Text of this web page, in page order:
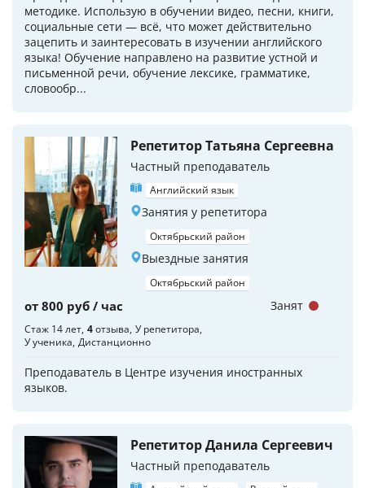
методике. Использую в обучении видео, песни, книги,
социальные сети — всё, что может действительно
зацепить и заинтересовать в изучении английского
языка! Обучение направлено на развитие устной и
письменной речи, обучение лексике, грамматике,
словообр...
Репетитор Татьяна Сергеевна
Частный преподаватель
Английский язык
Занятия у репетитора
Октябрьский район
Выездные занятия
Октябрьский район
от 800 руб / час
Стаж 14 лет 4отзыва У репетитора
У ученика Дистанционно
Преподаватель в Центре изучения иностранных
языков.
Занят
Репетитор Данила Сергеевич
Частный преподаватель